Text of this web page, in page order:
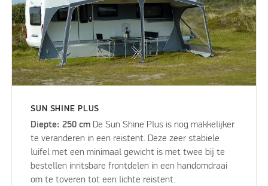
SUN SHINE PLUS
Diepte: 250 cm De Sun Shine Plus is nog makkelijker
te veranderen in een reistent. Deze zeer stabiele
luifel met een minimaal gewicht is met twee bij te
bestellen inritsbare frontdelen in een handomdraai
om te toveren tot een lichte reistent.